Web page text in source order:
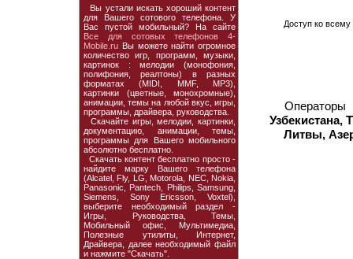
Вы устали искать хороший контент
для Вашего сотового телефона. У
Вас пустой мобильный? На сайте
Все для сотовых телефонов 4-
Mobile.ru Вы можете найти огромное
количество игр, программ, музыки,
картинок : мелодии (монофония,
полифония, реалтоны) в разных
форматах (MIDI, MMF, MP3),
картинки (цветные, монохромные),
анимации, темы на любой вкус, игры,
программы, драйвера, руководства.
Скачайте игры, мелодии, картинки,
документацию, анимации, темы,
программы для Вашего мобильного
абсолютно бесплатно.
Скачать контент бесплатно просто -
найдите марку Вашего телефона
(Alcatel, Fly, LG, Motorola, NEC, Nokia,
Panasonic, Pantech, Philips, Samsung,
Siemens, Sony Ericsson, Voxtel),
выберите необходимый раздел -
Игры, Руководства, Темы,
Мобильный офис, Мультимедиа,
Полезные утилиты, Интернет,
Драйвера, далее необходимый файл
и нажмите "Скачать".
Доступ ко
Операторы
Узбекистана,
Литвы,